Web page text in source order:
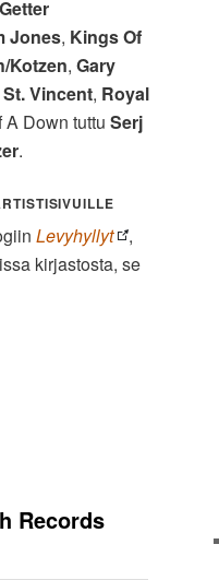
Jones, Kings Of
Kotzen, Gary
St. Vincent, Royal
A Down tuttu Serj
.
Levyhyllyt
,
kirjastosta, se
Records